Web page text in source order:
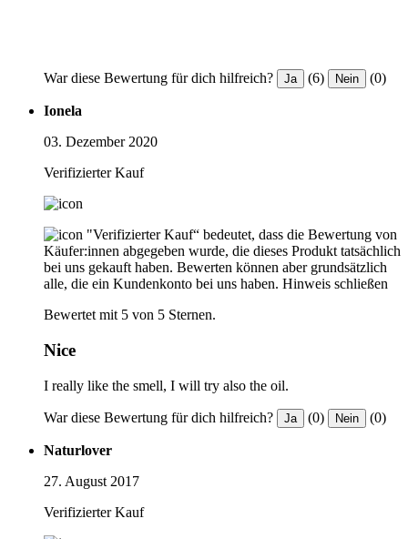
War diese Bewertung für dich hilfreich? Ja (6) Nein (0)
Ionela
03. Dezember 2020
Verifizierter Kauf
"Verifizierter Kauf“ bedeutet, dass die Bewertung von
Käufer:innen abgegeben wurde, die dieses Produkt tatsächlich
bei uns gekauft haben. Bewerten können aber grundsätzlich
alle, die ein Kundenkonto bei uns haben. Hinweis schließen
Bewertet mit 5 von 5 Sternen.
Nice
I really like the smell, I will try also the oil.
War diese Bewertung für dich hilfreich? Ja (0) Nein (0)
Naturlover
27. August 2017
Verifizierter Kauf